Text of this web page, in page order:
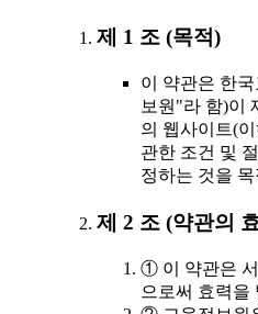
제 1 조 (목적)
이 약관은 한
보원"라 함)이
의 웹사이트(
관한 조건 및
정하는 것을
제 2 조 (약관의
① 이 약관은
으로써 효력을